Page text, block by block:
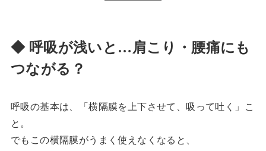
◆ 呼吸が浅いと…肩こり・腰痛にも
つながる？
呼吸の基本は、「横隔膜を上下させて、吸って吐く」こ
と。
でもこの横隔膜がうまく使えなくなると、